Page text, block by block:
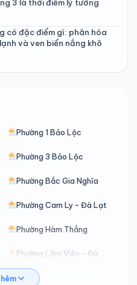
3 là thời điểm lý tưởng
có đặc điểm gì: phân hóa
và ven biển nắng khô
Phường 1 Bảo Lộc
Phường 3 Bảo Lộc
Phường Bắc Gia Nghĩa
Phường Cam Ly - Đà Lạt
Phường Hàm Thắng
Phường Mũi Né